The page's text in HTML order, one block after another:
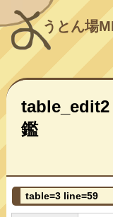
うとん場
table_edit2
鑑
table=3 line=59